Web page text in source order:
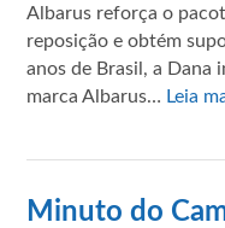
Albarus reforça o
reposição e obtém
anos de Brasil, a Dana
marca Albarus… Leia
Minuto do